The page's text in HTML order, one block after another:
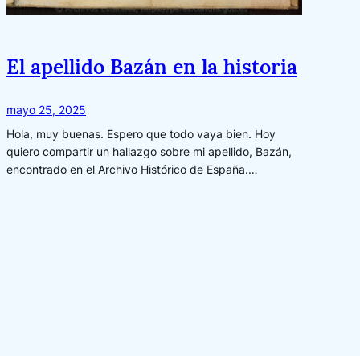
El apellido Bazán en la historia
mayo 25, 2025
Hola, muy buenas. Espero que todo vaya bien. Hoy
quiero compartir un hallazgo sobre mi apellido, Bazán,
encontrado en el Archivo Histórico de España.…